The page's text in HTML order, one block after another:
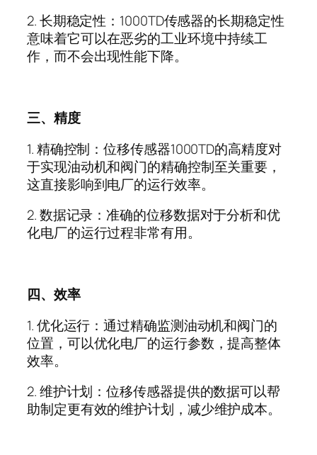
2.长期稳定性： 1000TD传感器的长期稳定性
意味着它可以在恶劣的工业环境中持续工
作，而不会出现性能下降。
三、精度
1.精确控制：位移传感器1000TD的高精度对
于实现油动机和阀门的精确控制至关重要，
这直接影响到电厂的运行效率。
2.数据记录：准确的位移数据对于分析和优
化电厂的运行过程非常有用。
四、效率
1.优化运行：通过精确监测油动机和阀门的
位置，可以优化电厂的运行参数，提高整体
效率。
2.维护计划：位移传感器提供的数据可以帮
助制定更有效的维护计划，减少维护成本。